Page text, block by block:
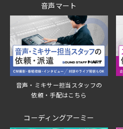
音声マート
音声・ミキサー担当スタッフの
依頼・手配はこちら
コーディングアーミー